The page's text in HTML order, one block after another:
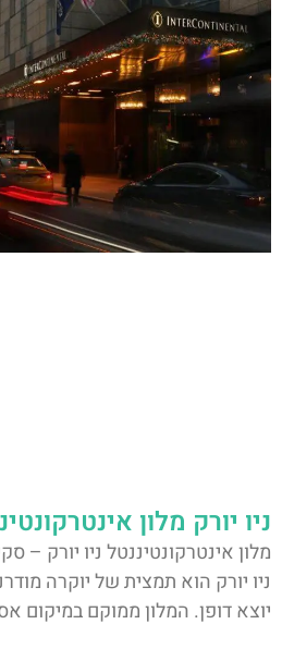
ניו יורק מלון
מלון אינטרקונטיננטל ניו יורק –
ניו יורק הוא תמצית של יוקרה
יוצא דופן. המלון ממוקם במיקום